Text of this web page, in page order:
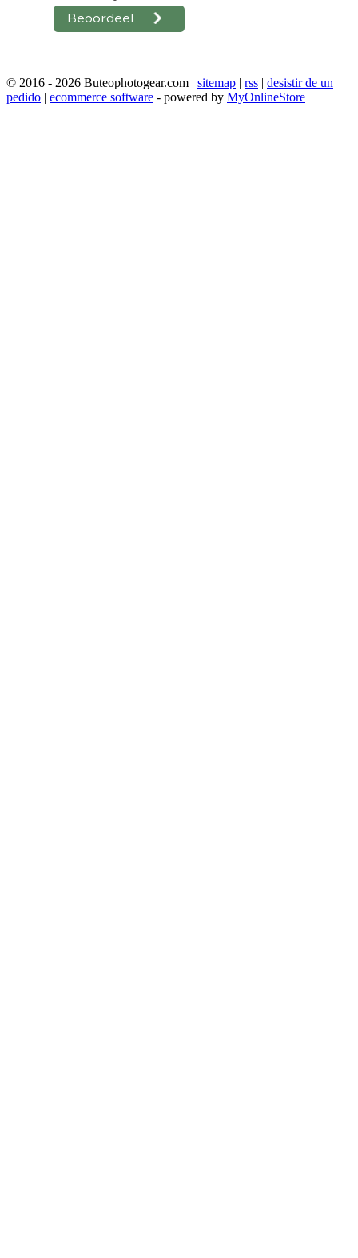
© 2016 - 2026 Buteophotogear.com | sitemap | rss | desistir de un
pedido | ecommerce software - powered by MyOnlineStore